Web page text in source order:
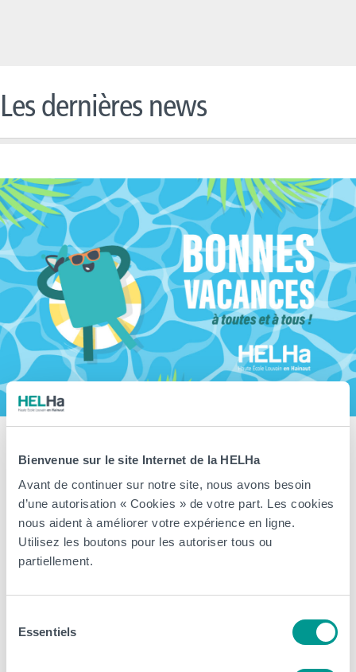
Bienvenue sur le site Internet de la HELHa
Avant de continuer sur notre site, nous avons besoin
d’une autorisation « Cookies » de votre part. Les cookies
nous aident à améliorer votre expérience en ligne.
Utilisez les boutons pour les autoriser tous ou
partiellement.
Essentiels
Les dernières news
Fermeture estivale de notre Haute
École du 11 juillet au 16 août
prochain
> Les différentes implantations et campus de la Haute École sont
peu de repos pour vous revenir en pleine forme à la rentrée !
Cependant, notre plateforme d’inscription en ligne reste bien
accessible via l’onglet inscription. Il est donc possible de débuter